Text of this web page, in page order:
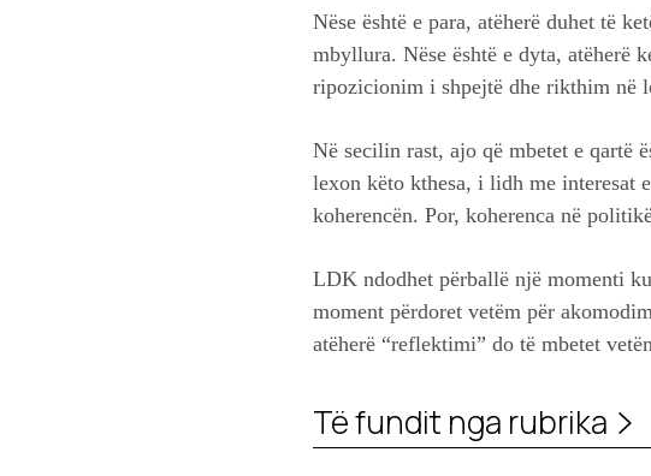
Nëse është e para, atëherë duhet të
mbyllura. Nëse është e dyta, atëherë
ripozicionim i shpejtë dhe rikthim në
Në secilin rast, ajo që mbetet e qartë
lexon këto kthesa, i lidh me interesat
koherencën. Por, koherenca në
LDK ndodhet përballë një momenti
moment përdoret vetëm për
atëherë “reflektimi” do të mbetet
Të fundit nga rubrika